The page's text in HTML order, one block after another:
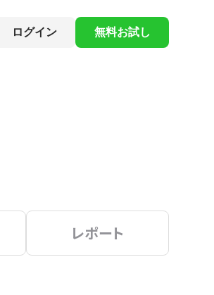
ログイン 無料お試し
レポート